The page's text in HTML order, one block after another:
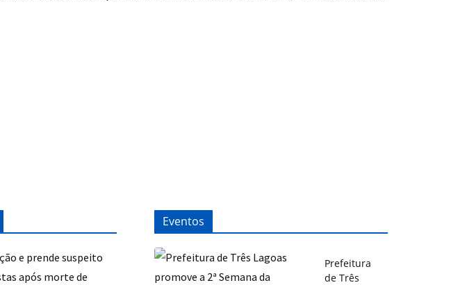
Eventos
Prefeitura
de Três